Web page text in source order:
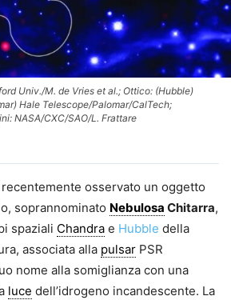
Univ./M. de Vries et al.; Ottico: (Hubble)
Hale Telescope/Palomar/CalTech;
NASA/CXC/SAO/L. Frattare
osservato un oggetto
soprannominato Nebulosa Chitarra,
spaziali Chandra e Hubble della
associata alla pulsar PSR
nome alla somiglianza con una
luce dell’idrogeno incandescente. La